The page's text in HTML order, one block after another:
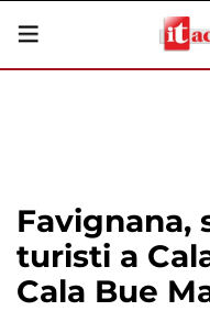
Favignana,
turisti a
Cala Bue